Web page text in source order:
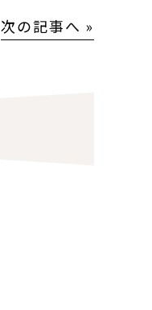
次の記事へ »